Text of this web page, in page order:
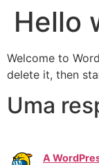
Hello
Welcome to
delete it, then
Uma
A